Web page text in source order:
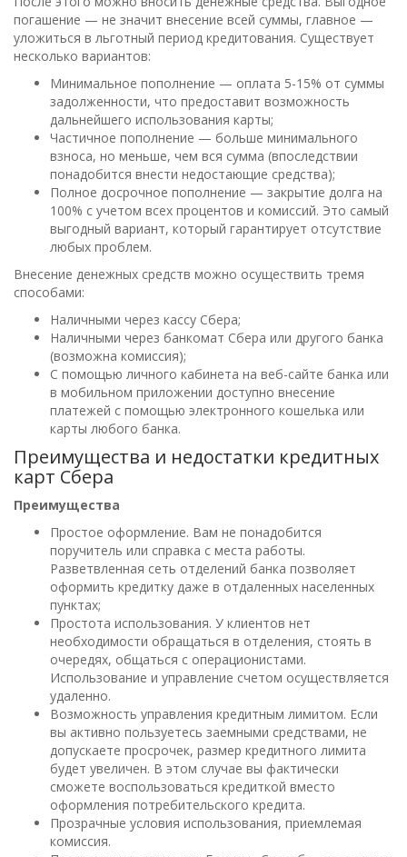
погашение — не значит внесение всей суммы, главное —
уложиться в льготный период кредитования. Существует
несколько вариантов:
Минимальное пополнение — оплата 5-15% от суммы
задолженности, что предоставит возможность
дальнейшего использования карты;
Частичное пополнение — больше минимального
взноса, но меньше, чем вся сумма (впоследствии
понадобится внести недостающие средства);
Полное досрочное пополнение — закрытие долга на
100% с учетом всех процентов и комиссий. Это самый
выгодный вариант, который гарантирует отсутствие
любых проблем.
Внесение денежных средств можно осуществить тремя
способами:
Наличными через кассу Сбера;
Наличными через банкомат Сбера или другого банка
(возможна комиссия);
С помощью личного кабинета на веб-сайте банка или
в мобильном приложении доступно внесение
платежей с помощью электронного кошелька или
карты любого банка.
Преимущества и недостатки кредитных
карт Сбера
Преимущества
Простое оформление. Вам не понадобится
поручитель или справка с места работы.
Разветвленная сеть отделений банка позволяет
оформить кредитку даже в отдаленных населенных
пунктах;
Простота использования. У клиентов нет
необходимости обращаться в отделения, стоять в
очередях, общаться с операционистами.
Использование и управление счетом осуществляется
удаленно.
Возможность управления кредитным лимитом. Если
вы активно пользуетесь заемными средствами, не
допускаете просрочек, размер кредитного лимита
будет увеличен. В этом случае вы фактически
сможете воспользоваться кредиткой вместо
оформления потребительского кредита.
Прозрачные условия использования, приемлемая
комиссия.